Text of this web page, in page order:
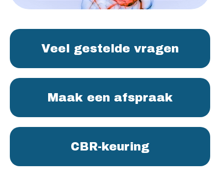
Veel gestelde vragen
Maak een afspraak
CBR-keuring